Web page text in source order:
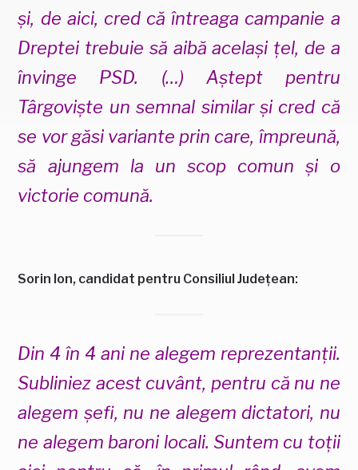
și, de aici, cred că întreaga campanie a
Dreptei trebuie să aibă același țel, de a
învinge PSD. (…) Aștept pentru
Târgoviște un semnal similar și cred că
se vor găsi variante prin care, împreună,
să ajungem la un scop comun și o
victorie comună.
Sorin Ion, candidat pentru Consiliul Județean:
Din 4 în 4 ani ne alegem reprezentanții.
Subliniez acest cuvânt, pentru că nu ne
alegem șefi, nu ne alegem dictatori, nu
ne alegem baroni locali. Suntem cu toții